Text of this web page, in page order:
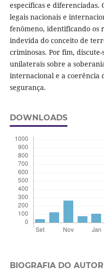
específicas e diferenciadas.
legais nacionais e
fenômeno, identificando os
indevida do conceito de
criminosas. Por fim,
unilaterais sobre a
internacional e a coerência
segurança.
DOWNLOADS
BIOGRAFIA DO AUTOR